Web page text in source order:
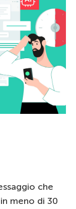
che
meno di 30